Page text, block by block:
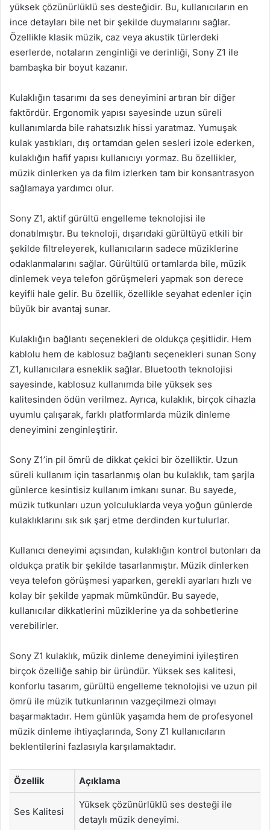
yüksek çözünürlüklü ses desteğidir. Bu, kullanıcıların en
ince detayları bile net bir şekilde duymalarını sağlar.
Özellikle klasik müzik, caz veya akustik türlerdeki
eserlerde, notaların zenginliği ve derinliği, Sony Z1 ile
bambaşka bir boyut kazanır.
Kulaklığın tasarımı da ses deneyimini artıran bir diğer
faktördür. Ergonomik yapısı sayesinde uzun süreli
kullanımlarda bile rahatsızlık hissi yaratmaz. Yumuşak
kulak yastıkları, dış ortamdan gelen sesleri izole ederken,
kulaklığın hafif yapısı kullanıcıyı yormaz. Bu özellikler,
müzik dinlerken ya da film izlerken tam bir konsantrasyon
sağlamaya yardımcı olur.
Sony Z1, aktif gürültü engelleme teknolojisi ile
donatılmıştır. Bu teknoloji, dışarıdaki gürültüyü etkili bir
şekilde filtreleyerek, kullanıcıların sadece müziklerine
odaklanmalarını sağlar. Gürültülü ortamlarda bile, müzik
dinlemek veya telefon görüşmeleri yapmak son derece
keyifli hale gelir. Bu özellik, özellikle seyahat edenler için
büyük bir avantaj sunar.
Kulaklığın bağlantı seçenekleri de oldukça çeşitlidir. Hem
kablolu hem de kablosuz bağlantı seçenekleri sunan Sony
Z1, kullanıcılara esneklik sağlar. Bluetooth teknolojisi
sayesinde, kablosuz kullanımda bile yüksek ses
kalitesinden ödün verilmez. Ayrıca, kulaklık, birçok cihazla
uyumlu çalışarak, farklı platformlarda müzik dinleme
deneyimini zenginleştirir.
Sony Z1’in pil ömrü de dikkat çekici bir özelliktir. Uzun
süreli kullanım için tasarlanmış olan bu kulaklık, tam şarjla
günlerce kesintisiz kullanım imkanı sunar. Bu sayede,
müzik tutkunları uzun yolculuklarda veya yoğun günlerde
kulaklıklarını sık sık şarj etme derdinden kurtulurlar.
Kullanıcı deneyimi açısından, kulaklığın kontrol butonları da
oldukça pratik bir şekilde tasarlanmıştır. Müzik dinlerken
veya telefon görüşmesi yaparken, gerekli ayarları hızlı ve
kolay bir şekilde yapmak mümkündür. Bu sayede,
kullanıcılar dikkatlerini müziklerine ya da sohbetlerine
verebilirler.
Sony Z1 kulaklık, müzik dinleme deneyimini iyileştiren
birçok özelliğe sahip bir üründür. Yüksek ses kalitesi,
konforlu tasarım, gürültü engelleme teknolojisi ve uzun pil
ömrü ile müzik tutkunlarının vazgeçilmezi olmayı
başarmaktadır. Hem günlük yaşamda hem de profesyonel
müzik dinleme ihtiyaçlarında, Sony Z1 kullanıcıların
beklentilerini fazlasıyla karşılamaktadır.
Özellik Açıklama
Ses Kalitesi
Yüksek çözünürlüklü ses desteği ile
detaylı müzik deneyimi.